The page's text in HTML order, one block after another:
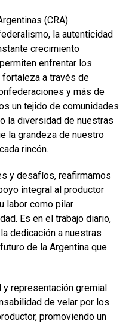
(CRA)
la autenticidad
crecimiento
enfrentar los
a través de
y más de
un tejido de comunidades
la diversidad de nuestras
la grandeza de nuestro
rincón.
y desafíos, reafirmamos
integral al productor
labor como pilar
Es en el trabajo diario,
dedicación a nuestras
de la Argentina que
y representación gremial
de velar por los
promoviendo un